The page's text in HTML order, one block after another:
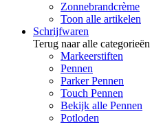
Zonnebrandcrème
Toon alle artikelen
Schrijfwaren
Terug naar alle categorieën
Markeerstiften
Pennen
Parker Pennen
Touch Pennen
Bekijk alle Pennen
Potloden